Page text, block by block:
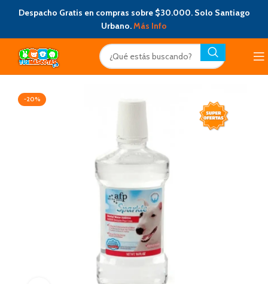
Despacho Gratis en compras sobre $30.000. Solo Santiago
Urbano.Más Info
-20%